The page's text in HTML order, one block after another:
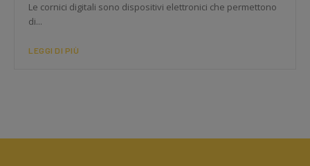
Le cornici digitali sono dispositivi elettronici che permettono
di...
LEGGI DI PIÙ